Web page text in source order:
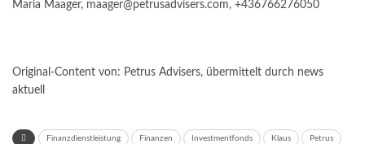
Maria Maager, maager@petrusadvisers.com, +436766276050
Original-Content von: Petrus Advisers, übermittelt durch news
aktuell
Finanzdienstleistung Finanzen Investmentfonds Klaus Petrus